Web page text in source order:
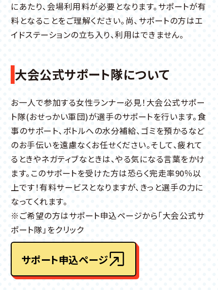
にあたり、会場利用料が必要となります。サポートが有
料となることをご理解ください。尚、サポートの方はエ
イドステーションの立ち入り、利用はできません。
大会公式サポート隊について
お一人で参加する女性ランナー必見！大会公式サポー
ト隊(おせっかい軍団)が選手のサポートを行います。食
事のサポート、ボトルへの水分補給、ゴミを預かるなど
のお手伝いを遠慮なくお任せください。そして、疲れて
るときやネガティブなときは、やる気になる言葉をかけ
ます。このサポートを受けた方は恐らく完走率90％以
上です！有料サービスとなりますが、きっと選手の力に
なってくれます。
※ご希望の方はサポート申込ページから「大会公式サ
ポート隊」をクリック
サポート申込ページ